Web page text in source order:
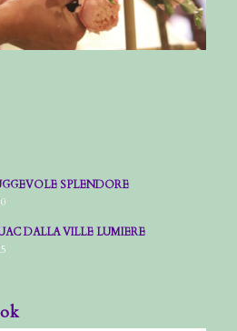
SPLENDORE
DALLA VILLE LUMIERE